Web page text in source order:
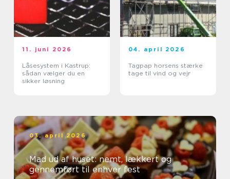
11. juni 2026
Låsesystem i Kastrup:
sådan vælger du en
sikker løsning
04. april 2026
Tagpap horsens stærke
tage til vind og vejr
03. april 2026
Mad ud af huset: nemt, lækkert og
gennemført til enhver fest